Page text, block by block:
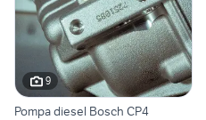
9
Pompa diesel Bosch CP4